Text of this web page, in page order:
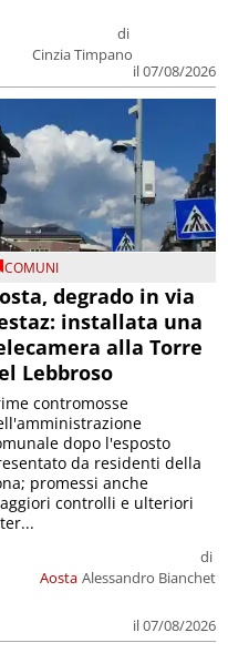
di
Cinzia Timpano
il 07/08/2026
COMUNI
degrado in via
installata una
alla Torre
Lebbroso
Aosta
di
Alessandro Bianchet
il 07/08/2026
contromosse
dopo l'esposto
da residenti della
promessi anche
controlli e ulteriori